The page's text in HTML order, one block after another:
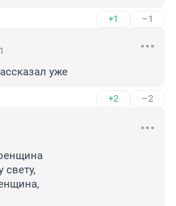
+1 –1
уже
+2 –2
свету,